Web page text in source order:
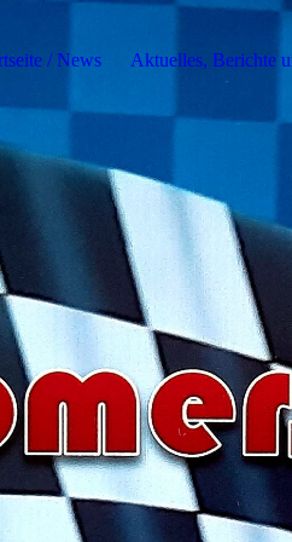
/ News Aktuelles, Berichte